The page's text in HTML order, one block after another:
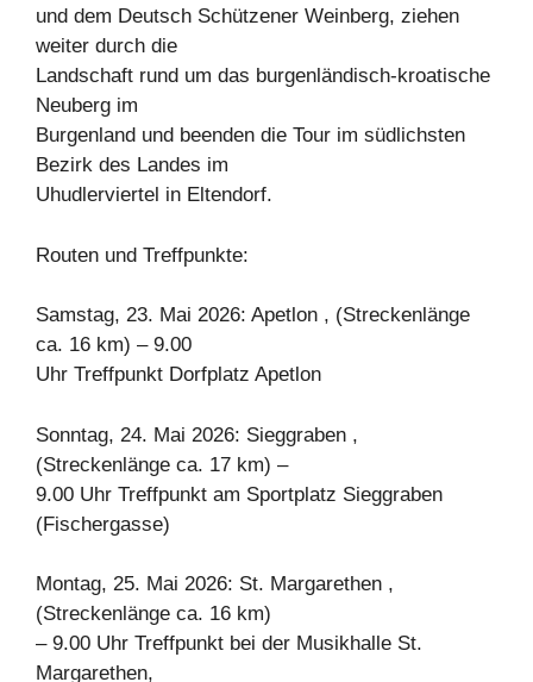
und dem Deutsch Schützener Weinberg, ziehen
weiter durch die
Landschaft rund um das burgenländisch-kroatische
Neuberg im
Burgenland und beenden die Tour im südlichsten
Bezirk des Landes im
Uhudlerviertel in Eltendorf.
Routen und Treffpunkte:
Samstag, 23. Mai 2026: Apetlon , (Streckenlänge
ca. 16 km) – 9.00
Uhr Treffpunkt Dorfplatz Apetlon
Sonntag, 24. Mai 2026: Sieggraben ,
(Streckenlänge ca. 17 km) –
9.00 Uhr Treffpunkt am Sportplatz Sieggraben
(Fischergasse)
Montag, 25. Mai 2026: St. Margarethen ,
(Streckenlänge ca. 16 km)
– 9.00 Uhr Treffpunkt bei der Musikhalle St.
Margarethen,